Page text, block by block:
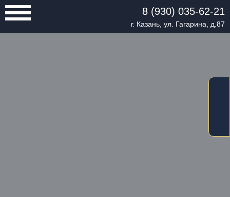
8 (930) 035-62-21
г. Казань, ул. Гагарина, д.87